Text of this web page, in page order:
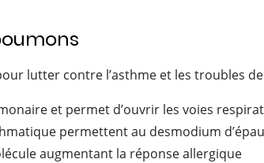
lutter contre l’asthme et les troubles
et permet d’ouvrir les voies
permettent au desmodium
augmentant la réponse allergique